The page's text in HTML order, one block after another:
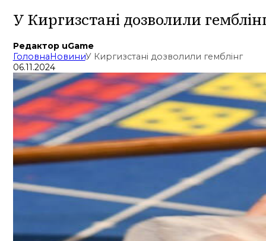
У Киргизстані дозволили
Редактор uGame
ГоловнаНовиниУ Киргизстані дозволили гемблінг
06.11.2024